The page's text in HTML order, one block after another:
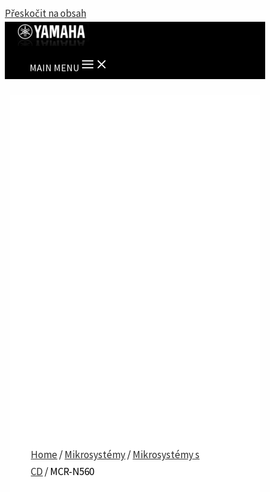
Přeskočit na obsah
MAIN MENU
Home/Mikrosystémy/Mikrosystémy s
CD / MCR-N560